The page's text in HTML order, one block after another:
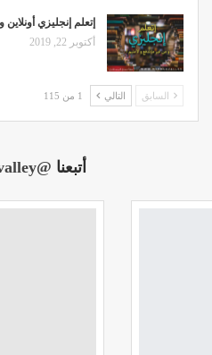
إتعلم إنجليزي
أكتوبر 22, 2019
السابق التالي 1 من 115
أتبعنا @mshmshvalley